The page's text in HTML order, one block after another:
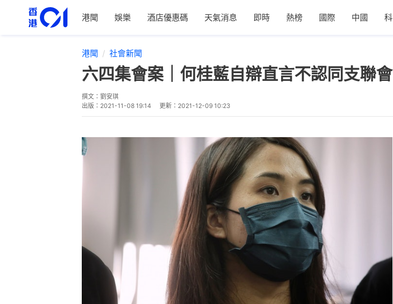
港聞 娛樂 酒店優惠碼 天氣消息 即時 熱榜 國際 中國
港聞 社會新聞
六四集會案｜何桂藍自辯直言不認同支聯
撰文： 劉安琪
出版： 2021-11-08 19:14 更新： 2021-12-09 10:23